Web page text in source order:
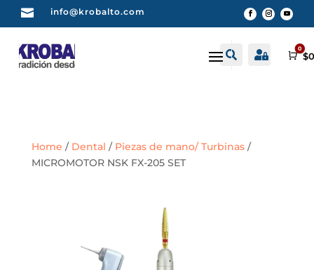
 info@krobalto.com
 Buscar
 Cuenta
0
$
Home / Dental / Piezas de mano/ Turbinas/
MICROMOTOR NSK FX-205 SET